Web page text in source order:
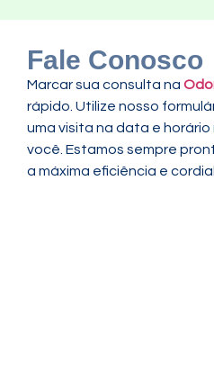
Fale Conosco
Marcar sua consulta na
rápido. Utilize nosso
uma visita na data e
você. Estamos sempre
a máxima eficiência e